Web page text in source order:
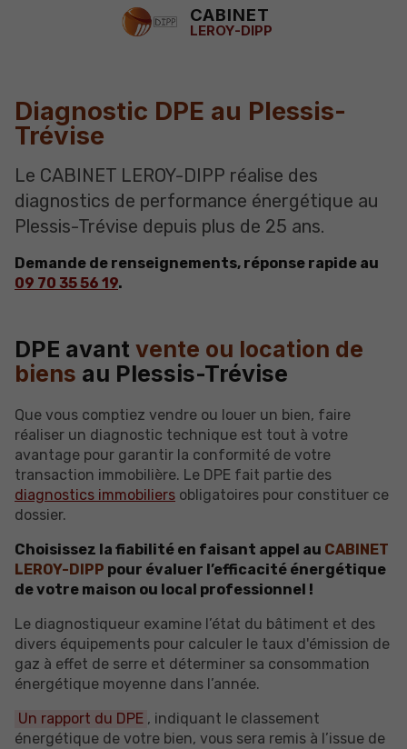
CABINET
LEROY-DIPP
Diagnostic DPE au Plessis-
Trévise
Le CABINET LEROY-DIPP réalise des
diagnostics de performance énergétique au
Plessis-Trévise depuis plus de 25 ans.
Demande de renseignements, réponse rapide au
09 70 35 56 19.
DPE avant vente ou location de
biens au Plessis-Trévise
Que vous comptiez vendre ou louer un bien, faire
réaliser un diagnostic technique est tout à votre
avantage pour garantir la conformité de votre
transaction immobilière. Le DPE fait partie des
diagnostics immobiliers obligatoires pour constituer ce
dossier.
Choisissez la fiabilité en faisant appel au CABINET
LEROY-DIPP pour évaluer l’efficacité énergétique
de votre maison ou local professionnel !
Le diagnostiqueur examine l’état du bâtiment et des
divers équipements pour calculer le taux d'émission de
gaz à effet de serre et déterminer sa consommation
énergétique moyenne dans l’année.
Un rapport du DPE , indiquant le classement
énergétique de votre bien, vous sera remis à l’issue de